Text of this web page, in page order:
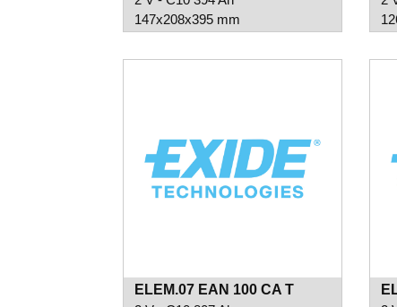
147x208x395 mm
ELEM.07 EAN 100 CA T